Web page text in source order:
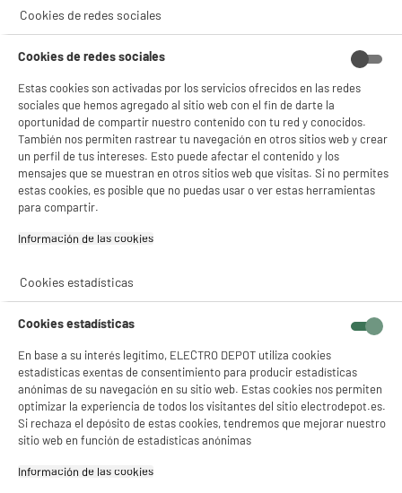
Cookies de redes sociales
Cookies de redes sociales
Estas cookies son activadas por los servicios ofrecidos en las redes
sociales que hemos agregado al sitio web con el fin de darte la
oportunidad de compartir nuestro contenido con tu red y conocidos.
También nos permiten rastrear tu navegación en otros sitios web y crear
un perfil de tus intereses. Esto puede afectar el contenido y los
mensajes que se muestran en otros sitios web que visitas. Si no permites
estas cookies, es posible que no puedas usar o ver estas herramientas
para compartir.
Información de las cookies‎
Cookies estadísticas
Cookies estadísticas
En base a su interés legítimo, ELECTRO DEPOT utiliza cookies
estadísticas exentas de consentimiento para producir estadísticas
anónimas de su navegación en su sitio web. Estas cookies nos permiten
optimizar la experiencia de todos los visitantes del sitio electrodepot.es.
Si rechaza el depósito de estas cookies, tendremos que mejorar nuestro
sitio web en función de estadísticas anónimas
Información de las cookies‎